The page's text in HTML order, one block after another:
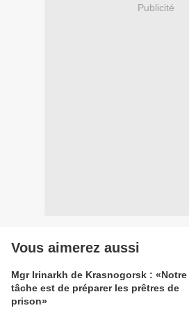
Publicité
Vous aimerez aussi
Mgr Irinarkh de Krasnogorsk : «Notre
tâche est de préparer les prêtres de
prison»